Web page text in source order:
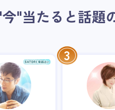
"当たると話題
3